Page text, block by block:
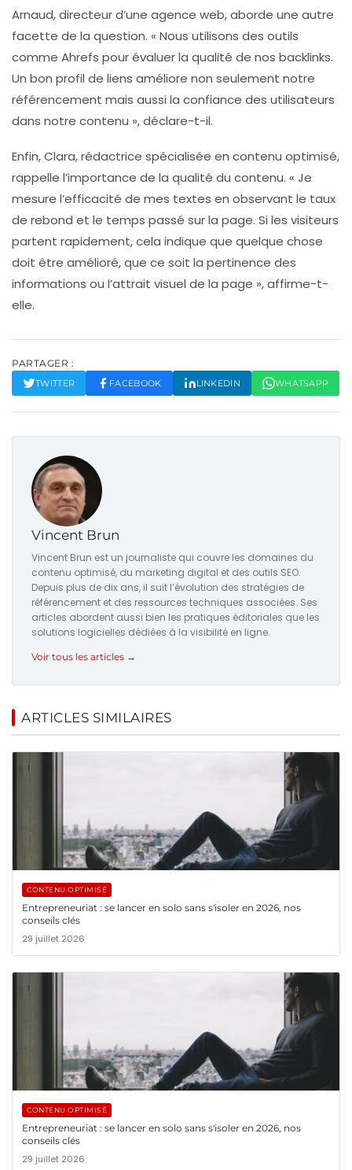
Arnaud, directeur d’une agence web, aborde une autre
facette de la question. « Nous utilisons des outils
comme Ahrefs pour évaluer la qualité de nos backlinks.
Un bon profil de liens améliore non seulement notre
référencement mais aussi la confiance des utilisateurs
dans notre contenu », déclare-t-il.
Enfin, Clara, rédactrice spécialisée en contenu optimisé,
rappelle l’importance de la qualité du contenu. « Je
mesure l’efficacité de mes textes en observant le taux
de rebond et le temps passé sur la page. Si les visiteurs
partent rapidement, cela indique que quelque chose
doit être amélioré, que ce soit la pertinence des
informations ou l’attrait visuel de la page », affirme-t-
elle.
PARTAGER :
TWITTER FACEBOOK LINKEDIN WHATSAPP
Vincent Brun
Vincent Brun est un journaliste qui couvre les domaines du
contenu optimisé, du marketing digital et des outils SEO.
Depuis plus de dix ans, il suit l’évolution des stratégies de
référencement et des ressources techniques associées. Ses
articles abordent aussi bien les pratiques éditoriales que les
solutions logicielles dédiées à la visibilité en ligne.
Voir tous les articles →
ARTICLES SIMILAIRES
CONTENU OPTIMISÉ
Entrepreneuriat : se lancer en solo sans s'isoler en 2026, nos
conseils clés
29 juillet 2026
CONTENU OPTIMISÉ
Entrepreneuriat : se lancer en solo sans s'isoler en 2026, nos
conseils clés
29 juillet 2026